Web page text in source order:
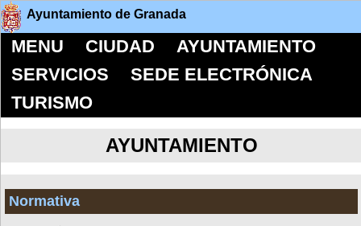
Ayuntamiento de Granada
MENU CIUDAD
AYUNTAMIENTO
SERVICIOS
SEDE ELECTRÓNICA
TURISMO
AYUNTAMIENTO
Normativa